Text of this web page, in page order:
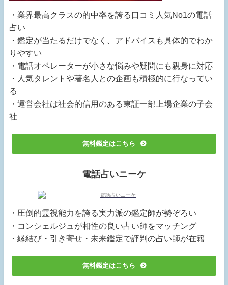
・業界最高クラスの的中率を誇る口コミ人気No1の電話
占い
・鑑定が当たるだけでなく、アドバイスも具体的でわか
りやすい
・電話オペレーターが小さな悩みや疑問にも親身に対応
・人気タレントや著名人との企画も積極的に行なってい
る
・運営会社は社会的信用のある東証一部上場企業の子会
社
無料鑑定はこちら
電話占いニーケ
・圧倒的霊視能力を誇る実力派の鑑定師が勢ぞろい
・コンシェルジュが相性の良い占い師をマッチング
・縁結び・引き寄せ・未来鑑定で評判の占い師が在籍
無料鑑定はこちら